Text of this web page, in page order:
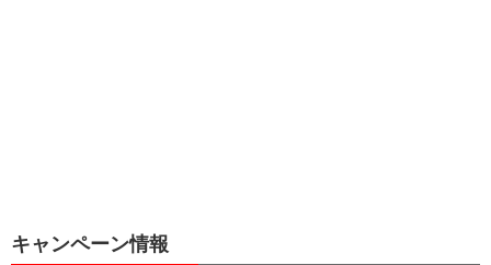
キャンペーン情報